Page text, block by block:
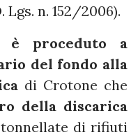
Lgs. n. 152/2006).
proceduto a
del fondo alla
di Crotone che
della discarica
di rifiuti